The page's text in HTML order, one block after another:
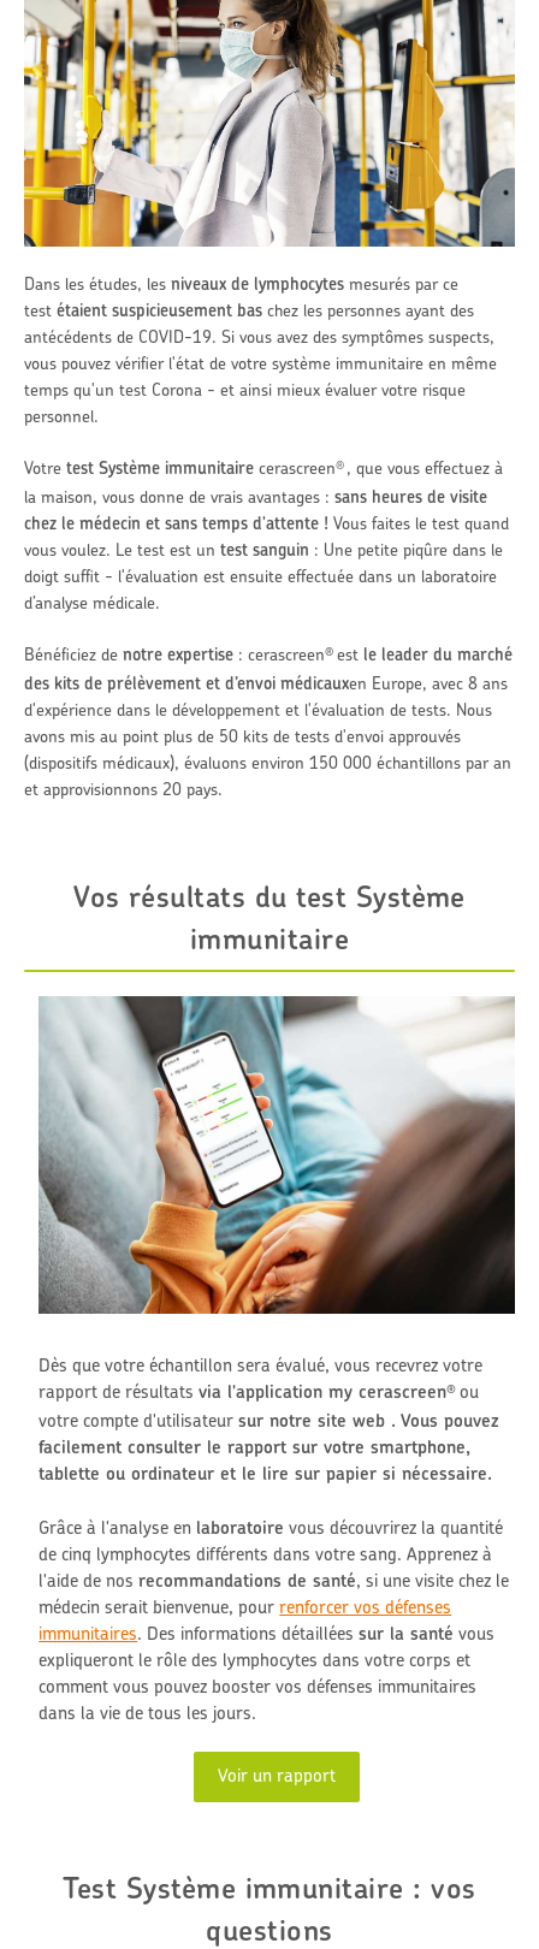
Dans les études, les niveaux de lymphocytes mesurés par ce
test étaient suspicieusement bas chez les personnes ayant des
antécédents de COVID-19. Si vous avez des symptômes suspects,
vous pouvez vérifier l'état de votre système immunitaire en même
temps qu'un test Corona - et ainsi mieux évaluer votre risque
personnel.
Votre test Système immunitaire cerascreen® , que vous effectuez à
la maison, vous donne de vrais avantages : sans heures de visite
chez le médecin et sans temps d'attente ! Vous faites le test quand
vous voulez. Le test est un test sanguin : Une petite piqûre dans le
doigt suffit - l'évaluation est ensuite effectuée dans un laboratoire
d’analyse médicale.
Bénéficiez de notre expertise : cerascreen® est le leader du marché
des kits de prélèvement et d’envoi médicauxen Europe, avec 8 ans
d'expérience dans le développement et l'évaluation de tests. Nous
avons mis au point plus de 50 kits de tests d'envoi approuvés
(dispositifs médicaux), évaluons environ 150 000 échantillons par an
et approvisionnons 20 pays.
Vos résultats du test Système
immunitaire
Dès que votre échantillon sera évalué, vous recevrez votre
rapport de résultatsvia l'applicationmy cerascreen® ou
votre compte d'utilisateursur notre site web . Vous pouvez
facilement consulter le rapport sur votre smartphone,
tablette ou ordinateur et le lire sur papier si nécessaire.
Grâce à l'analyse en laboratoire vous découvrirez la quantité
de cinq lymphocytes différents dans votre sang. Apprenez à
l'aide de nosrecommandations de santé,si une visite chez le
médecin serait bienvenue, pourrenforcer vos défenses
immunitaires. Des informations détailléessur la santé vous
expliqueront le rôle des lymphocytes dans votre corps et
comment vous pouvez booster vos défenses immunitaires
dans la vie de tous les jours.
Voir un rapport
Test Système immunitaire : vos
questions